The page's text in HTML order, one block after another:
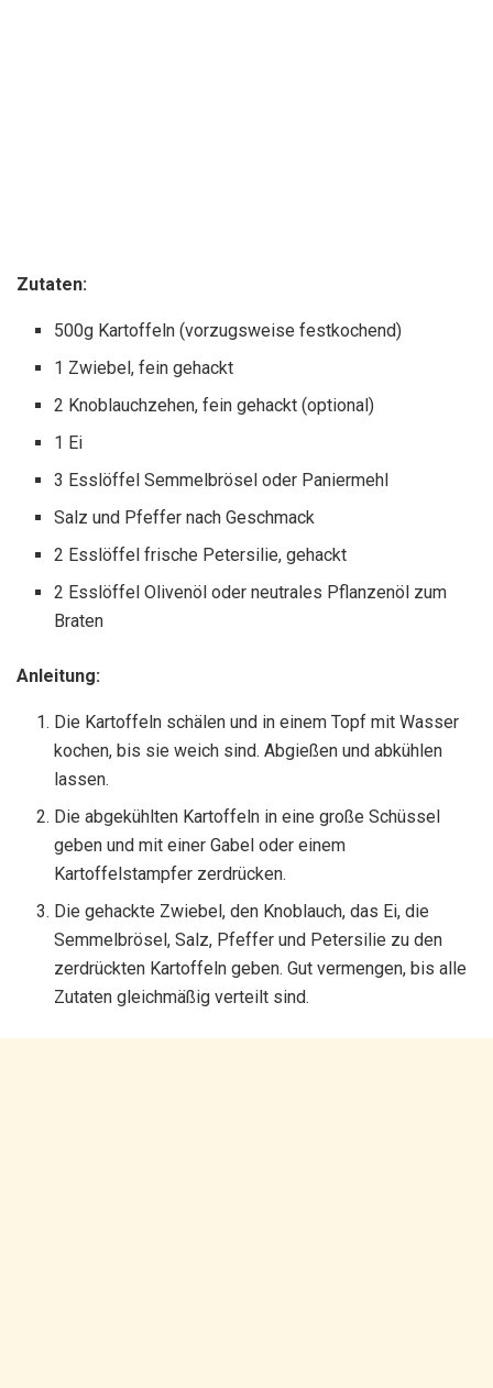
Zutaten:
500g Kartoffeln (vorzugsweise festkochend)
1 Zwiebel, fein gehackt
2 Knoblauchzehen, fein gehackt (optional)
1 Ei
3 Esslöffel Semmelbrösel oder Paniermehl
Salz und Pfeffer nach Geschmack
2 Esslöffel frische Petersilie, gehackt
2 Esslöffel Olivenöl oder neutrales Pflanzenöl zum
Braten
Anleitung:
Die Kartoffeln schälen und in einem Topf mit Wasser
kochen, bis sie weich sind. Abgießen und abkühlen
lassen.
Die abgekühlten Kartoffeln in eine große Schüssel
geben und mit einer Gabel oder einem
Kartoffelstampfer zerdrücken.
Die gehackte Zwiebel, den Knoblauch, das Ei, die
Semmelbrösel, Salz, Pfeffer und Petersilie zu den
zerdrückten Kartoffeln geben. Gut vermengen, bis alle
Zutaten gleichmäßig verteilt sind.